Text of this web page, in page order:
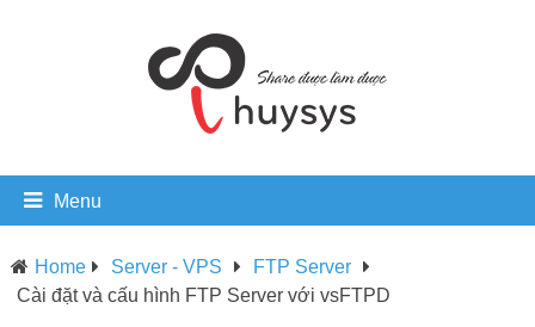
Menu
Home Server - VPS
FTP Server
Cài đặt và cấu hình FTP Server với vsFTPD